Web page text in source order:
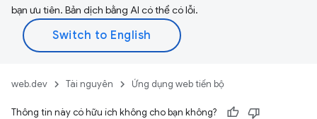
bạn ưu tiên. Bản dịch bằng AI có thể có lỗi.
web.dev Tài nguyên Ứng dụng web tiến bộ
Thông tin này có hữu ích không cho bạn không?